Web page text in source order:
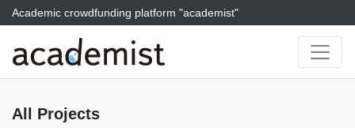
Academic crowdfunding platform "academist"
All Projects